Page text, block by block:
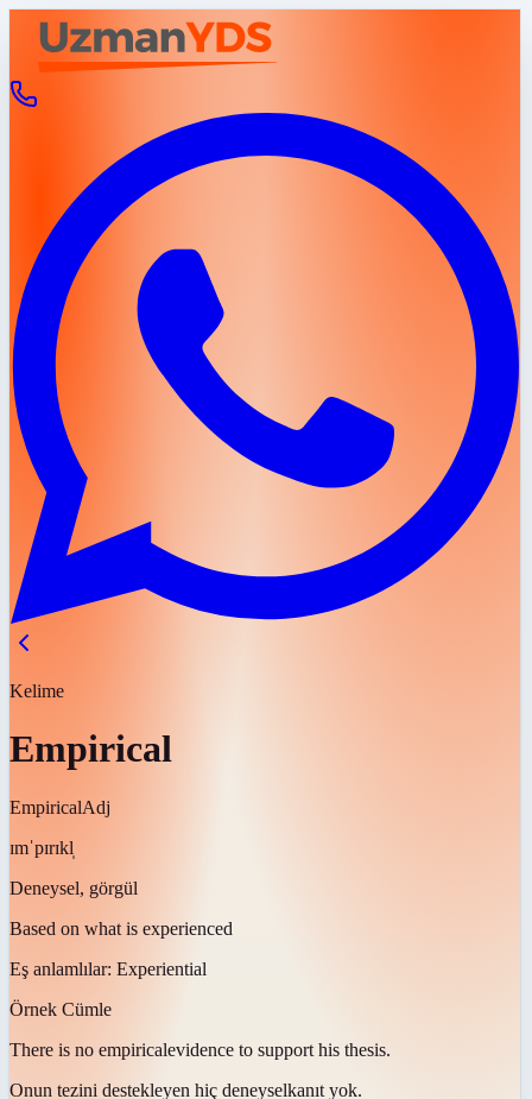
Kelime
Empirical
EmpiricalAdj
ɪmˈpɪrɪkl̩
Deneysel, görgül
Based on what is experienced
Eş anlamlılar: Experiential
Örnek Cümle
There is no empiricalevidence to support his thesis.
Onun tezini destekleyen hiç deneyselkanıt yok.